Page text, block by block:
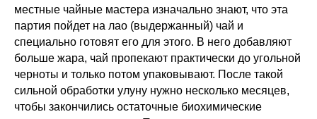
местные чайные мастера изначально знают, что эта
партия пойдет на лао (выдержанный) чай и
специально готовят его для этого. В него добавляют
больше жара, чай пропекают практически до угольной
черноты и только потом упаковывают. После такой
сильной обработки улуну нужно несколько месяцев,
чтобы закончились остаточные биохимические